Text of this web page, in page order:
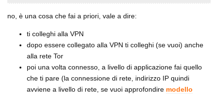
no, è una cosa che fai a priori, vale a dire:
ti colleghi alla VPN
dopo essere collegato alla VPN ti colleghi (se vuoi) anche
alla rete Tor
poi una volta connesso, a livello di applicazione fai quello
che ti pare (la connessione di rete, indirizzo IP quindi
avviene a livello di rete, se vuoi approfondire modello